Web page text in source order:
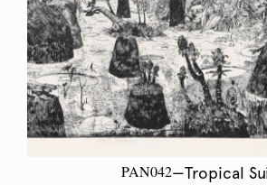
PAN042—Tropical